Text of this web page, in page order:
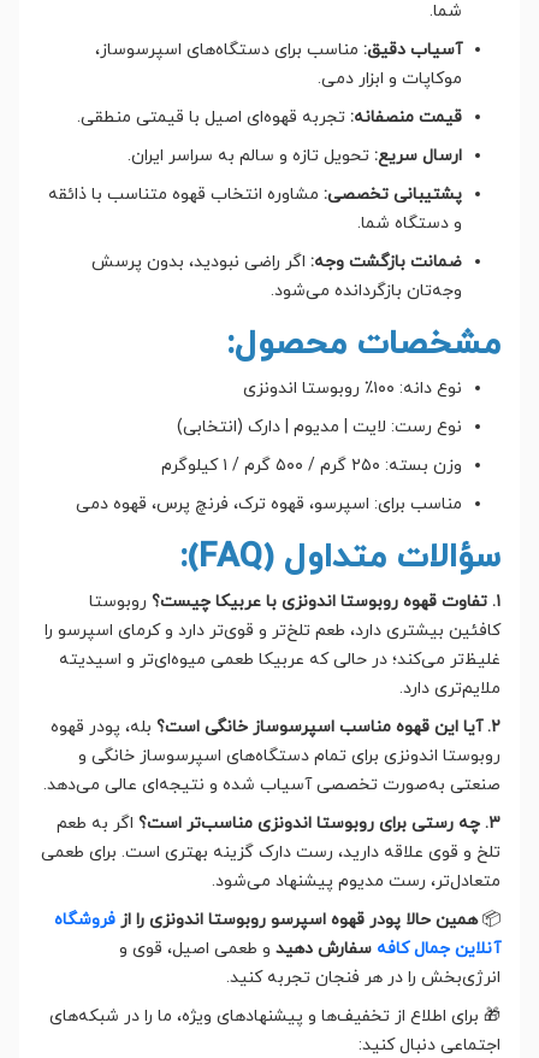
شما.
آسیاب دقیق: مناسب برای دستگاه‌های اسپرسوساز،
موکاپات و ابزار دمی.
قیمت منصفانه: تجربه قهوه‌ای اصیل با قیمتی منطقی.
ارسال سریع: تحویل تازه و سالم به سراسر ایران.
پشتیبانی تخصصی: مشاوره انتخاب قهوه متناسب با ذائقه
و دستگاه شما.
ضمانت بازگشت وجه: اگر راضی نبودید، بدون پرسش
وجه‌تان بازگردانده می‌شود.
مشخصات محصول:
نوع دانه: ۱۰۰٪ روبوستا اندونزی
نوع رست: لایت | مدیوم | دارک (انتخابی)
وزن بسته: ۲۵۰ گرم / ۵۰۰ گرم / ۱ کیلوگرم
مناسب برای: اسپرسو، قهوه ترک، فرنچ پرس، قهوه دمی
سؤالات متداول (FAQ):
۱. تفاوت قهوه روبوستا اندونزی با عربیکا چیست؟
روبوستا
کافئین بیشتری دارد، طعم تلخ‌تر و قوی‌تر دارد و کرمای اسپرسو را
غلیظ‌تر می‌کند؛ در حالی که عربیکا طعمی میوه‌ای‌تر و اسیدیته
ملایم‌تری دارد.
۲. آیا این قهوه مناسب اسپرسوساز خانگی است؟
بله، پودر قهوه
روبوستا اندونزی برای تمام دستگاه‌های اسپرسوساز خانگی و
صنعتی به‌صورت تخصصی آسیاب شده و نتیجه‌ای عالی می‌دهد.
۳. چه رستی برای روبوستا اندونزی مناسب‌تر است؟
اگر به طعم
تلخ و قوی علاقه دارید، رست دارک گزینه بهتری است. برای طعمی
متعادل‌تر، رست مدیوم پیشنهاد می‌شود.
📦همین حالا پودر قهوه اسپرسو روبوستا اندونزی را از فروشگاه
آنلاین جمال کافه سفارش دهید و طعمی اصیل، قوی و
انرژی‌بخش را در هر فنجان تجربه کنید.
🎁 برای اطلاع از تخفیف‌ها و پیشنهادهای ویژه، ما را در شبکه‌های
اجتماعی دنبال کنید: